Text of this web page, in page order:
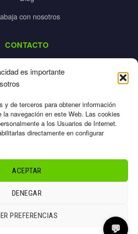
es importante
y de terceros para obtener información
navegación en este Web. Las cookies
a los Usuarios de Internet.
directamente en configurar
ACEPTAR
DENEGAR
PREFERENCIAS
con nosotros
CONTACTO
925 532 213
Cookies
Términos
Sitemap
💬